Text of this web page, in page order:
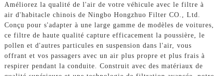
Améliorez la qualité de l'air de votre véhicule avec le filtre à
air d'habitacle chinois de Ningbo Hongzhuo Filter CO., Ltd.
Conçu pour s'adapter à une large gamme de modèles de voitures,
ce filtre de haute qualité capture efficacement la poussière, le
pollen et d'autres particules en suspension dans l'air, vous
offrant et vos passagers avec un air plus propre et plus frais à
respirer pendant la conduite. Construit avec des matériaux de